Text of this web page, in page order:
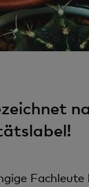
Fachleute